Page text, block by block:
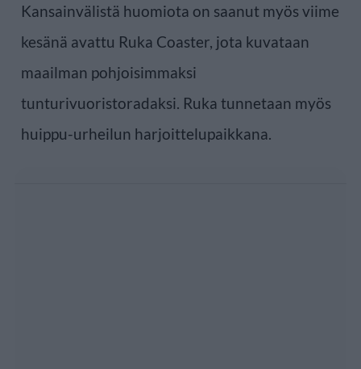
Kansainvälistä huomiota on saanut myös viime
kesänä avattu Ruka Coaster, jota kuvataan
maailman pohjoisimmaksi
tunturivuoristoradaksi. Ruka tunnetaan myös
huippu-urheilun harjoittelupaikkana.